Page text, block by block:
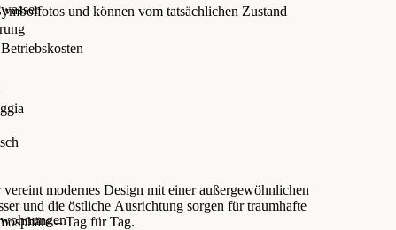
und können vom tatsächlichen Zustand
modernes Design mit einer außergewöhnlichen
und die östliche Ausrichtung sorgen für traumhafte
– Tag für Tag.